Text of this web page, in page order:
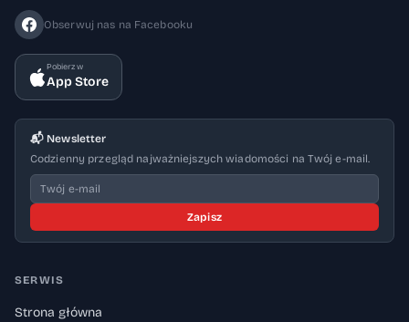
Obserwuj nas na Facebooku
Pobierz w
App Store
📬 Newsletter
Codzienny przegląd najważniejszych wiadomości na Twój e-mail.
Zapisz
SERWIS
Strona główna